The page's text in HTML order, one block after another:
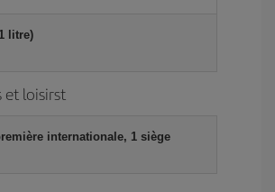
litre)
et loisirst
internationale, 1 siège